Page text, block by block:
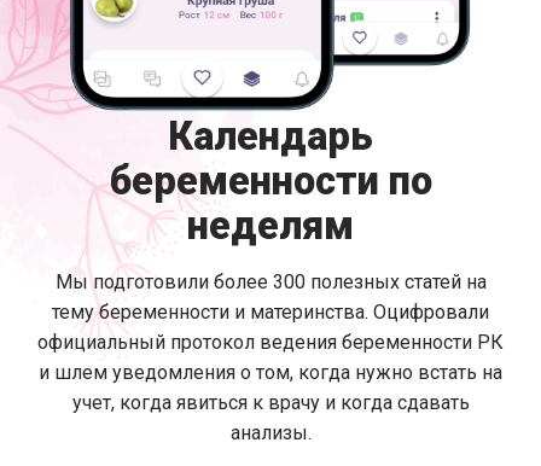
Календарь
беременности по
неделям
Мы подготовили более 300 полезных статей на
тему беременности и материнства. Оцифровали
официальный протокол ведения беременности РК
и шлем уведомления о том, когда нужно встать на
учет, когда явиться к врачу и когда сдавать
анализы.